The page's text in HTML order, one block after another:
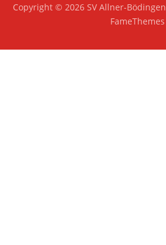
Copyright © 2026 SV Allner-Bödingen
FameThemes